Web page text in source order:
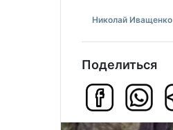
Николай Иващенко
Поделиться